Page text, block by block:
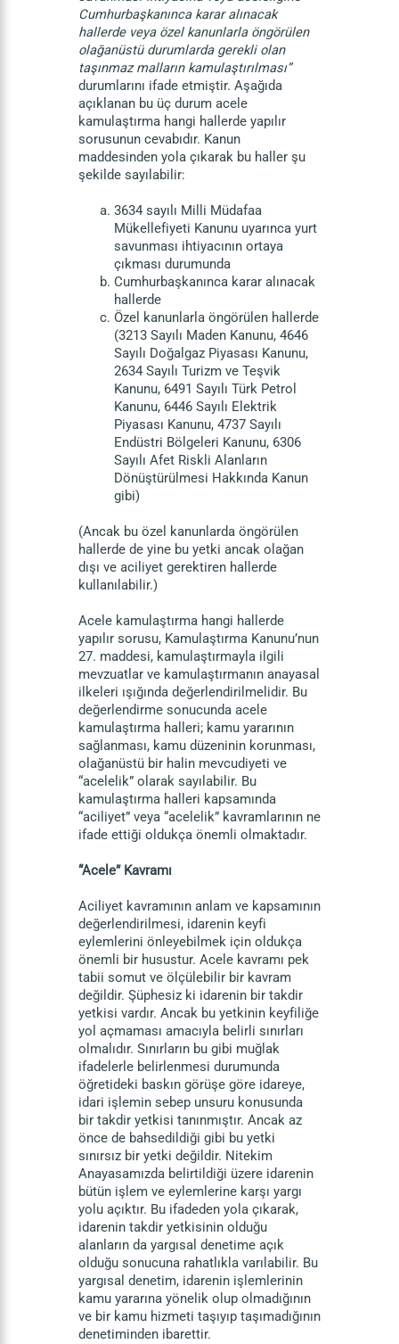
Cumhurbaşkanınca karar alınacak
hallerde veya özel kanunlarla öngörülen
olağanüstü durumlarda gerekli olan
taşınmaz malların kamulaştırılması”
durumlarını ifade etmiştir. Aşağıda
açıklanan bu üç durum acele
kamulaştırma hangi hallerde yapılır
sorusunun cevabıdır. Kanun
maddesinden yola çıkarak bu haller şu
şekilde sayılabilir:
3634 sayılı Milli Müdafaa
Mükellefiyeti Kanunu uyarınca yurt
savunması ihtiyacının ortaya
çıkması durumunda
Cumhurbaşkanınca karar alınacak
hallerde
Özel kanunlarla öngörülen hallerde
(3213 Sayılı Maden Kanunu, 4646
Sayılı Doğalgaz Piyasası Kanunu,
2634 Sayılı Turizm ve Teşvik
Kanunu, 6491 Sayılı Türk Petrol
Kanunu, 6446 Sayılı Elektrik
Piyasası Kanunu, 4737 Sayılı
Endüstri Bölgeleri Kanunu, 6306
Sayılı Afet Riskli Alanların
Dönüştürülmesi Hakkında Kanun
gibi)
(Ancak bu özel kanunlarda öngörülen
hallerde de yine bu yetki ancak olağan
dışı ve aciliyet gerektiren hallerde
kullanılabilir.)
Acele kamulaştırma hangi hallerde
yapılır sorusu, Kamulaştırma Kanunu’nun
27. maddesi, kamulaştırmayla ilgili
mevzuatlar ve kamulaştırmanın anayasal
ilkeleri ışığında değerlendirilmelidir. Bu
değerlendirme sonucunda acele
kamulaştırma halleri; kamu yararının
sağlanması, kamu düzeninin korunması,
olağanüstü bir halin mevcudiyeti ve
“acelelik” olarak sayılabilir. Bu
kamulaştırma halleri kapsamında
“aciliyet” veya “acelelik” kavramlarının ne
ifade ettiği oldukça önemli olmaktadır.
“Acele” Kavramı
Aciliyet kavramının anlam ve kapsamının
değerlendirilmesi, idarenin keyfi
eylemlerini önleyebilmek için oldukça
önemli bir husustur. Acele kavramı pek
tabii somut ve ölçülebilir bir kavram
değildir. Şüphesiz ki idarenin bir takdir
yetkisi vardır. Ancak bu yetkinin keyfiliğe
yol açmaması amacıyla belirli sınırları
olmalıdır. Sınırların bu gibi muğlak
ifadelerle belirlenmesi durumunda
öğretideki baskın görüşe göre idareye,
idari işlemin sebep unsuru konusunda
bir takdir yetkisi tanınmıştır. Ancak az
önce de bahsedildiği gibi bu yetki
sınırsız bir yetki değildir. Nitekim
Anayasamızda belirtildiği üzere idarenin
bütün işlem ve eylemlerine karşı yargı
yolu açıktır. Bu ifadeden yola çıkarak,
idarenin takdir yetkisinin olduğu
alanların da yargısal denetime açık
olduğu sonucuna rahatlıkla varılabilir. Bu
yargısal denetim, idarenin işlemlerinin
kamu yararına yönelik olup olmadığının
ve bir kamu hizmeti taşıyıp taşımadığının
denetiminden ibarettir.